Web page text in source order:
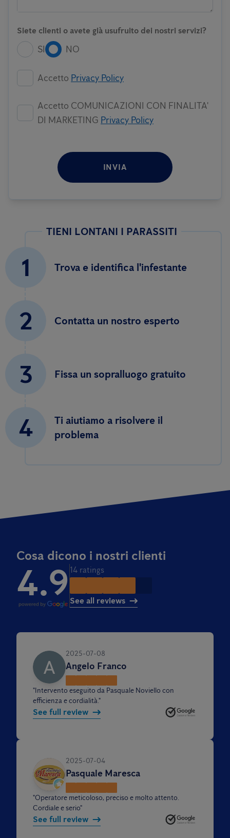
Siete clienti o avete già usufruito dei nostri servizi?
SI NO
Accetto Privacy Policy
Accetto COMUNICAZIONI CON FINALITA'
DI MARKETING Privacy Policy
INVIA
TIENI LONTANI I PARASSITI
1 Trova e identifica l'infestante
2 Contatta un nostro esperto
3 Fissa un sopralluogo gratuito
4
Ti aiutiamo a risolvere il
problema
Cosa dicono i nostri clienti
4.9 14 ratings
See all reviews
2025-07-08
Angelo Franco
"Intervento eseguito da Pasquale Noviello con
efficienza e cordialità."
See full review
2025-07-04
Pasquale Maresca
"Operatore meticoloso, preciso e molto attento.
Cordiale e serio"
See full review